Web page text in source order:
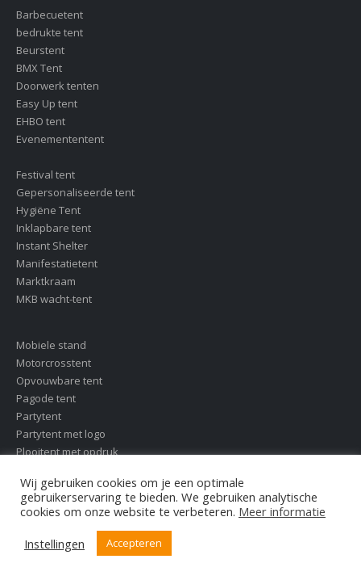
Barbecuetent
bedrukte tent
Beurstent
BMX Tent
Doorwerk tenten
Easy Up tent
EHBO tent
Evenemententent
Festival tent
Gepersonaliseerde tent
Hygiëne Tent
Inklapbare tent
Instant Shelter
Manifestatietent
Marktkraam
MKB wacht-tent
Mobiele stand
Motorcrosstent
Opvouwbare tent
Pagode tent
Partytent
Partytent met logo
Plooitent met opdruk
Presentatie tent
Reclametent
Wij gebruiken cookies om je een optimale
gebruikerservaring te bieden. We gebruiken analytische
cookies om onze website te verbeteren. Meer informatie
Instellingen
Accepteren